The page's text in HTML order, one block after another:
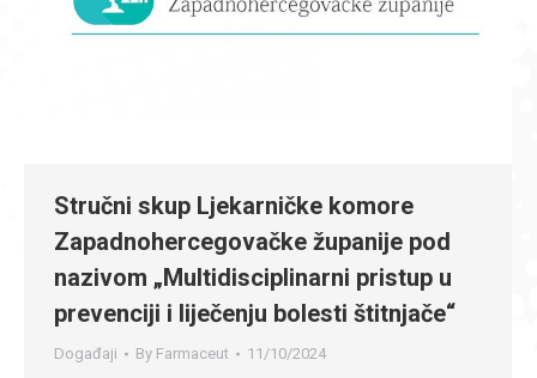
Stručni skup Ljekarničke komore
Zapadnohercegovačke županije pod
nazivom „Multidisciplinarni pristup u
prevenciji i liječenju bolesti štitnjače“
Događaji By Farmaceut 11/10/2024